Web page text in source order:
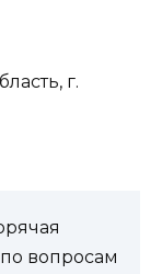
г.
вопросам